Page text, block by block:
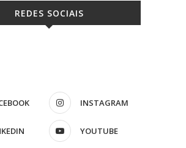
REDES SOCIAIS
INSTAGRAM
YOUTUBE